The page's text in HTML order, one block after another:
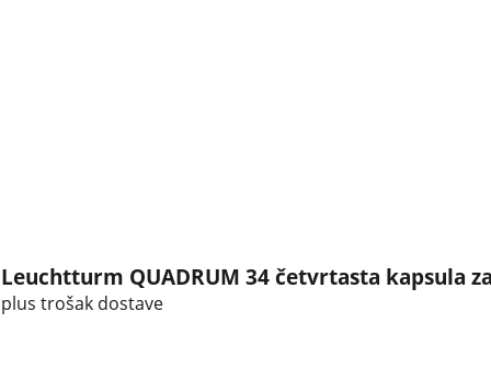
Leuchtturm QUADRUM 34 četvrtasta kapsula
plus trošak dostave